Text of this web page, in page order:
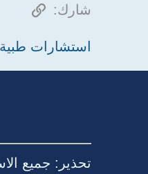
شارك: الرابط
استشارات طبية
تحذير: جميع